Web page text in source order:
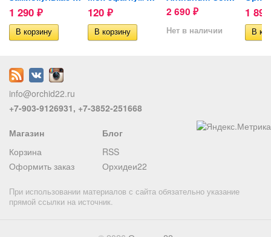
1 290 ₽ 120 ₽ 2 690 ₽
Нет в наличии
1
info@orchid22.ru
+7-903-9126931, +7-3852-251668
Магазин
Корзина
Оформить заказ
Блог
RSS
Орхидеи22
При использовании материалов с сайта обязательно указание
прямой ссылки на источник.